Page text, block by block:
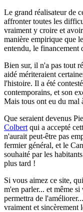
Le grand réalisateur de
affronter toutes les
vraiment y croire et
manière empirique que
entendu, le financement
Bien sur, il n'a pas tout
aidé mériteraient
l'histoire. Il a été
contemporains, et son
Mais tous ont eu du mal
Que seraient devenus
Colbert qui a accepté
n'aurait peut-être pas
fermier général, et le
souhaité par les
plus tard !
Si vous aimez ce site,
m'en parler... et même si
permettra de
vraiment et sincèrement